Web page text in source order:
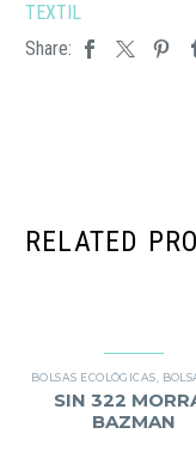
TEXTIL
Share:
RELATED
BOLSAS ECOLÓGICAS BOLSAS
SIN 322
BAZMAN